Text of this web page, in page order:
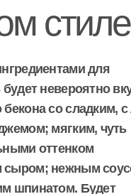
стиле
для
невероятно
со сладким, с
мягким, чуть
оттенком
сыром; нежным
шпинатом. Будет